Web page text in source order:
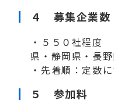
４ 募集企業数
・５５０社程度
県・静岡県・長
・先着順：定数
５ 参加料